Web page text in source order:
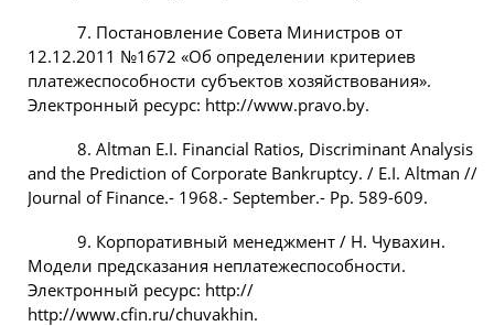
7. Постановление Совета Министров от
12.12.2011 №1672 «Об определении критериев
платежеспособности субъектов хозяйствования».
Электронный ресурс: http://www.pravo.by.
8. Altman E.I. Financial Ratios, Discriminant Analysis
and the Prediction of Corporate Bankruptcy. / E.I. Altman //
Journal of Finance.- 1968.- September.- Pp. 589-609.
9. Корпоративный менеджмент / Н. Чувахин.
Модели предсказания неплатежеспособности.
Электронный ресурс: http://
http://www.cfin.ru/chuvakhin.